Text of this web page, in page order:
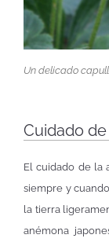
Un delicado
Cuidado
El cuidado de la
siempre y
la tierra
anémona